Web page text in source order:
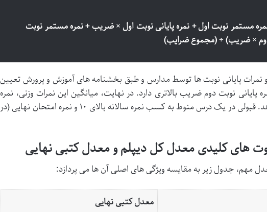
مستمر نوبت اول + نمره پایانی نوبت اول × ضریب + نمره مستمر نوبت
دوم × ضریب) ÷ (مجموع ضرایب)
پایانی نوبت ها توسط مدارس و طبق بخشنامه های آموزش و پرورش تعیین
پایانی نوبت دوم ضریب بالاتری دارد. در نهایت، میانگین این نمرات وزنی، نمره
سالانه هر درس را تشکیل می دهد. قبولی در یک درس منوط به کسب نمره سالانه بالای ۱۰ و نمره امتحان نهایی (در
های کلیدی معدل کل دیپلم و معدل کتبی نهایی
مهم، جدول زیر به مقایسه ویژگی های اصلی آن ها می پردازد:
معدل کتبی نهایی